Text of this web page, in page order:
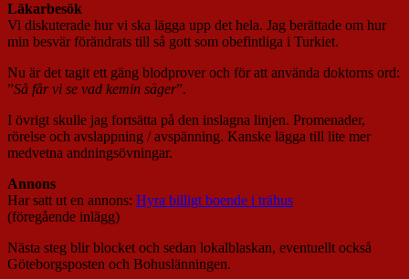
Läkarbesök
Vi diskuterade hur vi ska lägga upp det hela. Jag berättade om hur
min besvär förändrats till så gott som obefintliga i Turkiet.
Nu är det tagit ett gäng blodprover och för att använda doktorns ord:
”Så får vi se vad kemin säger”.
I övrigt skulle jag fortsätta på den inslagna linjen. Promenader,
rörelse och avslappning / avspänning. Kanske lägga till lite mer
medvetna andningsövningar.
Annons
Har satt ut en annons: Hyra billigt boende i trähus
(föregående inlägg)
Nästa steg blir blocket och sedan lokalblaskan, eventuellt också
Göteborgsposten och Bohuslänningen.